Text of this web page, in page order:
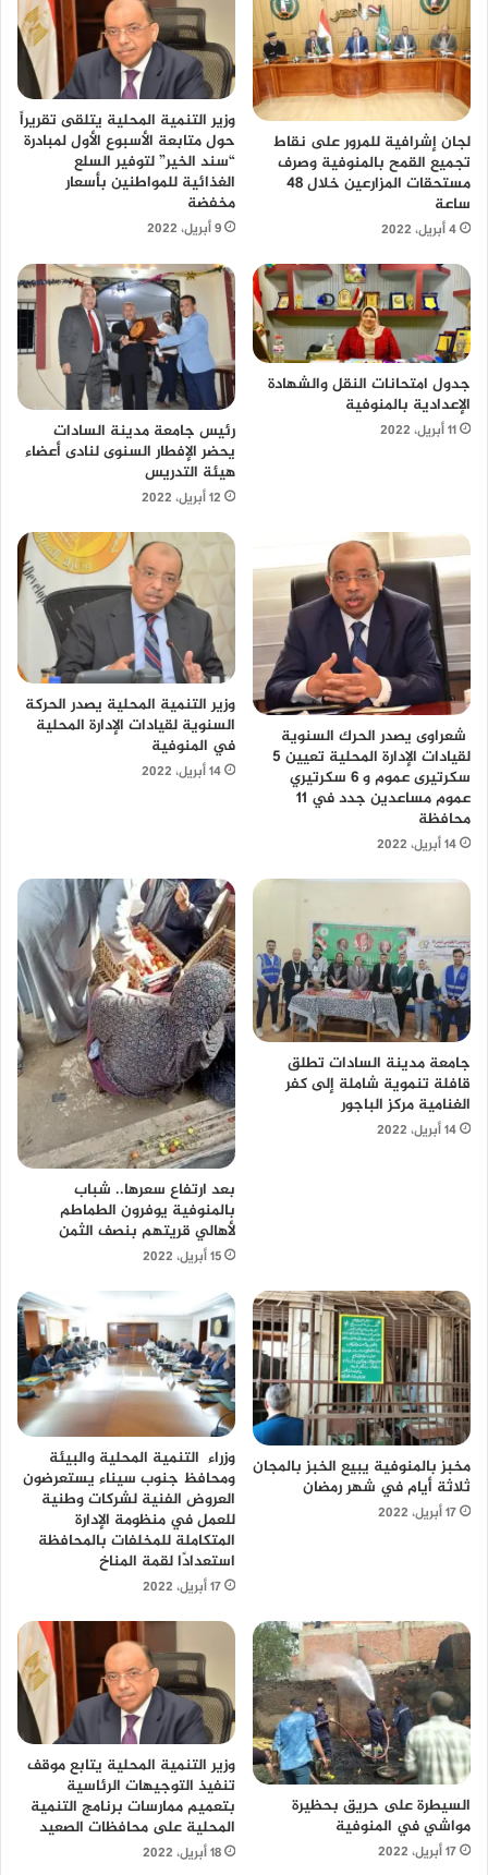
لجان إشرافية للمرور على نقاط
تجميع القمح بالمنوفية وصرف
مستحقات المزارعين خلال 48
ساعة
4 أبريل، 2022
وزير التنمية المحلية يتلقى تقريراً
حول متابعة الأسبوع الأول لمبادرة
“سند الخير” لتوفير السلع
الغذائية للمواطنين بأسعار
مخفضة
9 أبريل، 2022
جدول امتحانات النقل والشهادة
الإعدادية بالمنوفية
11 أبريل، 2022
رئيس جامعة مدينة السادات
يحضر الإفطار السنوى لنادى أعضاء
هيئة التدريس
12 أبريل، 2022
شعراوى يصدر الحرك السنوية
لقيادات الإدارة المحلية تعيين 5
سكرتيرى عموم و 6 سكرتيري
عموم مساعدين جدد في 11
محافظة
14 أبريل، 2022
وزير التنمية المحلية يصدر الحركة
السنوية لقيادات الإدارة المحلية
في المنوفية
14 أبريل، 2022
جامعة مدينة السادات تطلق
قافلة تنموية شاملة إلى كفر
الغنامية مركز الباجور
14 أبريل، 2022
بعد ارتفاع سعرها.. شباب
بالمنوفية يوفرون الطماطم
لأهالي قريتهم بنصف الثمن
15 أبريل، 2022
مخبز بالمنوفية يبيع الخبز بالمجان
ثلاثة أيام في شهر رمضان
17 أبريل، 2022
وزراء التنمية المحلية والبيئة
ومحافظ جنوب سيناء يستعرضون
العروض الفنية لشركات وطنية
للعمل في منظومة الإدارة
المتكاملة للمخلفات بالمحافظة
استعدادًا لقمة المناخ
17 أبريل، 2022
السيطرة على حريق بحظيرة
مواشي في المنوفية
17 أبريل، 2022
وزير التنمية المحلية يتابع موقف
تنفيذ التوجيهات الرئاسية
بتعميم ممارسات برنامج التنمية
المحلية على محافظات الصعيد
18 أبريل، 2022